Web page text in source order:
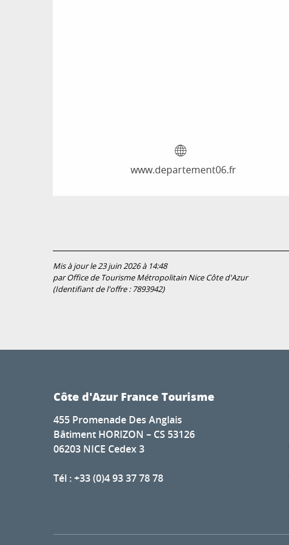
www.departement06.fr
Mis à jour le 23 juin 2026 à 14:48
par Office de Tourisme Métropolitain Nice Côte d'Azur
(Identifiant de l'offre : 7893942)
Côte d'Azur France Tourisme
455 Promenade Des Anglais
Bâtiment HORIZON – CS 53126
06203 NICE Cedex 3
Tél : +33 (0)4 93 37 78 78